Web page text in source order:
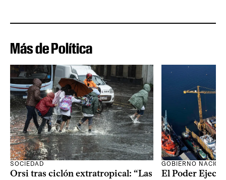
Más de Política
SOCIEDAD
Orsi tras ciclón extratropical: “Las
GOBIERNO
El Poder